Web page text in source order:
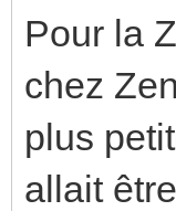
Pour la
chez
plus
allait